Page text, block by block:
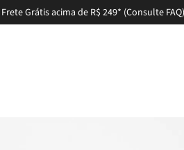
Parcele em até 6X sem juros